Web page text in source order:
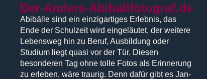
Der-Andere-Abiballfotograf.de
Abibälle sind ein einzigartiges Erlebnis, das
Ende der Schulzeit wird eingeläutet, der weitere
Lebensweg hin zu Beruf, Ausbildung oder
Studium liegt quasi vor der Tür. Diesen
besonderen Tag ohne tolle Fotos als Erinnerung
zu erleben, wäre traurig. Denn dafür gibt es Jan-